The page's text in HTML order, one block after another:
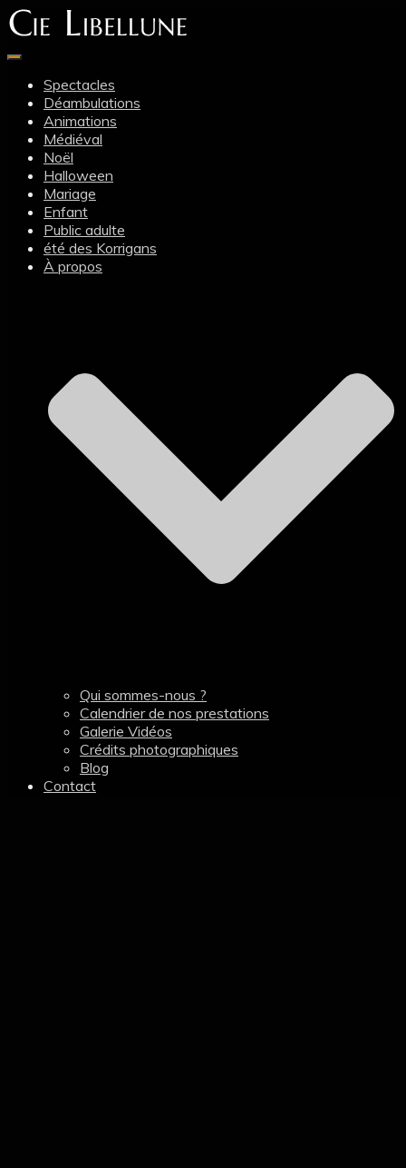
Toggle
NavigationSpectacles
Déambulations
Animations
Médiéval
Noël
Halloween
Mariage
Enfant
Public adulte
été des Korrigans
À propos
Qui sommes-nous ?
Calendrier de nos prestations
Galerie Vidéos
Crédits photographiques
Blog
Contact